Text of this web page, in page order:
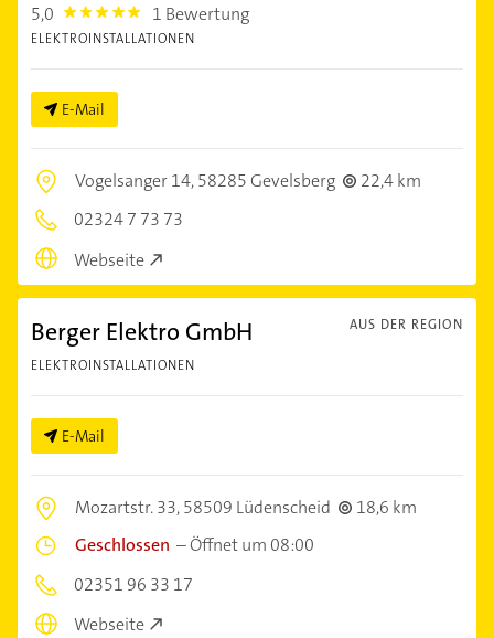
5,0 5.0 1 Bewertung
ELEKTROINSTALLATIONEN
E-Mail
Vogelsanger 14,58285 Gevelsberg
22,4 km
02324 7 73 73
Webseite
AUS DER REGION
Berger Elektro GmbH
ELEKTROINSTALLATIONEN
E-Mail
Mozartstr. 33,58509 Lüdenscheid
18,6 km
Geschlossen –Öffnet um 08:00
02351 96 33 17
Webseite